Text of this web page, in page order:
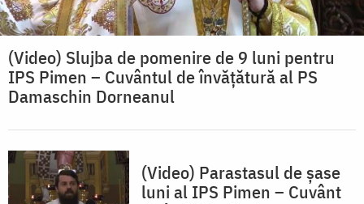
(Video) Slujba de pomenire de 9 luni pentru
IPS Pimen – Cuvântul de învățătură al PS
Damaschin Dorneanul
(Video) Parastasul de șase
luni al IPS Pimen – Cuvânt